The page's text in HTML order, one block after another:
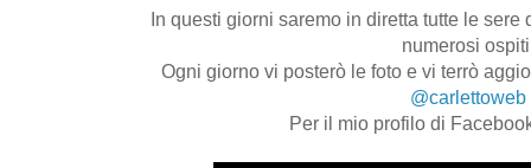
In questi giorni saremo in diretta tutte le
numerosi
Ogni giorno vi posterò le foto e vi terrò
@carlettoweb
Per il mio profilo di